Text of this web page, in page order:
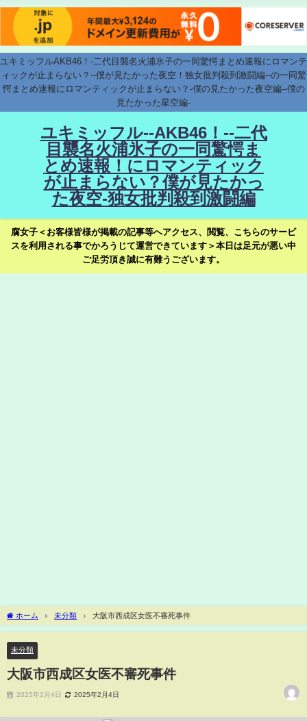
ユキミッフルAKB46！-二代目襲名火浦氷子の一同驚愕まとめ速報にロマンテ
ィックが止まらない？--僕が見たかった夜空！独女批判殺到激闘編--の一同驚
愕まとめ速報にロマンティックが止まらない？-僕の見たかった夜空編--僕の
見たかった星空編-
ユキミッフル--AKB46！--二代
目襲名火浦氷子の一同驚愕ま
とめ速報！にロマンティック
が止まらない？僕が見たかっ
た夜空-独女批判殺到激闘編
腐女子＜お客様皆様が掲載の記事等へアクセス、閲覧、こちらのサービ
スを利用される事でかろうじて運営できています＞本日は足元が悪い中
ご足労頂き誠に有難うございます。
ホーム 未分類 大阪市西成区女医不審死事件
未分類
大阪市西成区女医不審死事件
2025年2月4日 2025年2月4日